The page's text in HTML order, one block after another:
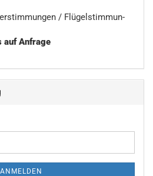
/ Flü­gel­stim­mun­
auf Anfrage
ANMELDEN